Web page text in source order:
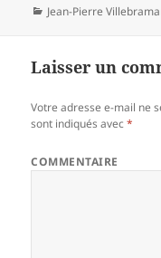
Catégories
Jean-Pierre
Laisser un
Votre adresse e-mail ne
sont indiqués avec*
COMMENTAIRE